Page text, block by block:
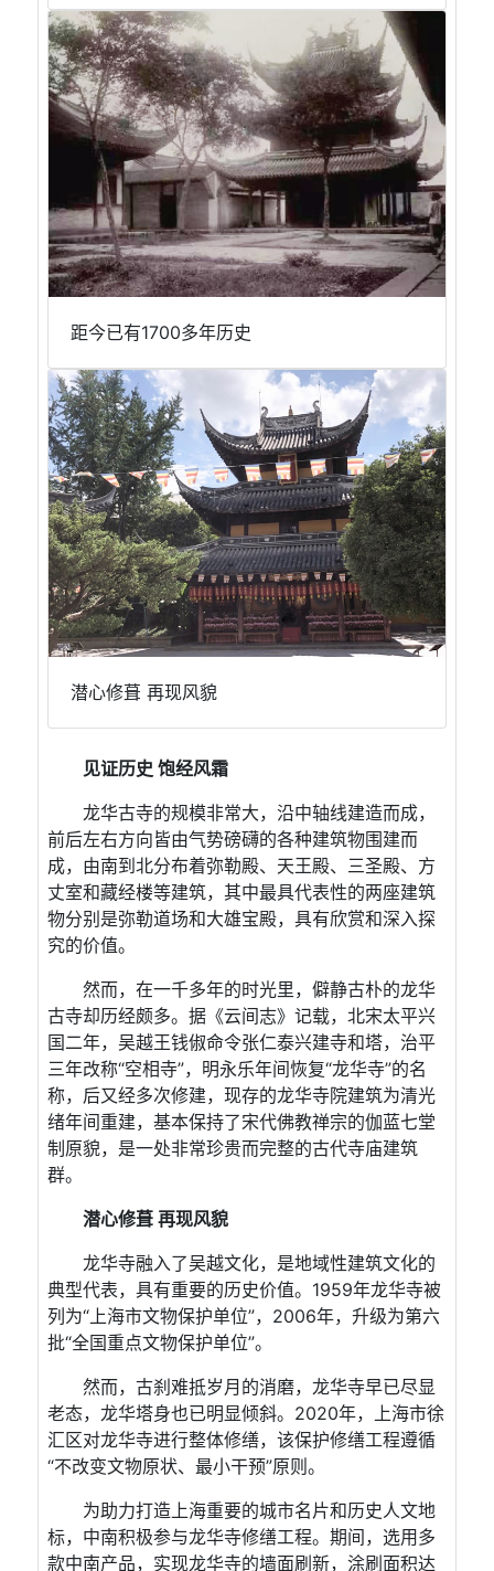
距今已有1700多年历史
潜⼼修葺 再现⻛貌
⻅证历史 饱经⻛霜
⻰华古寺的规模⾮常⼤，沿中轴线建造⽽成，
前后左右⽅向皆由⽓势磅礴的各种建筑物围建⽽
成，由南到北分布着弥勒殿、天王殿、三圣殿、⽅
丈室和藏经楼等建筑，其中最具代表性的两座建筑
物分别是弥勒道场和⼤雄宝殿，具有欣赏和深⼊探
究的价值。
然⽽，在⼀千多年的时光⾥，僻静古朴的⻰华
古寺却历经颇多。据《云间志》记载，北宋太平兴
国⼆年，吴越王钱俶命令张仁泰兴建寺和塔，治平
三年改称“空相寺”，明永乐年间恢复“⻰华寺”的名
称，后⼜经多次修建，现存的⻰华寺院建筑为清光
绪年间重建，基本保持了宋代佛教禅宗的伽蓝七堂
制原貌，是⼀处⾮常珍贵⽽完整的古代寺庙建筑
群。
潜⼼修葺 再现⻛貌
⻰华寺融⼊了吴越⽂化，是地域性建筑⽂化的
典型代表，具有重要的历史价值。1959年⻰华寺被
列为“上海市⽂物保护单位”，2006年，升级为第六
批“全国重点⽂物保护单位”。
然⽽，古刹难抵岁⽉的消磨，⻰华寺早已尽显
⽼态，⻰华塔⾝也已明显倾斜。2020年，上海市徐
汇区对⻰华寺进⾏整体修缮，该保护修缮⼯程遵循
“不改变⽂物原状、最⼩⼲预”原则。
为助⼒打造上海重要的城市名⽚和历史⼈⽂地
标，中南积极参与⻰华寺修缮⼯程。期间，选⽤多
款中南产品，实现⻰华寺的墙⾯刷新，涂刷⾯积达